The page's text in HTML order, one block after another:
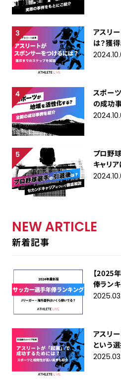
アスリ
は？獲
スポー
の成功
プロ野
キャリ
NEW ARTICLE
新着記事
【2025
俸ラン
はいくら
アスリ
という
めに必要